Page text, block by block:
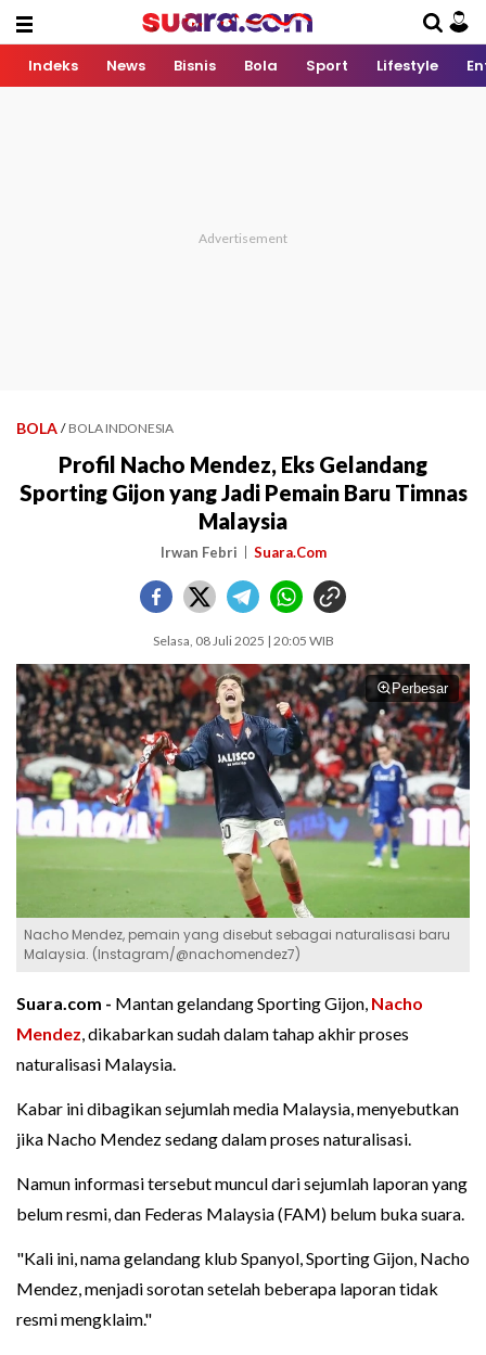
Indeks News Bisnis Bola Sport Lifestyle
BOLA / BOLA INDONESIA
Profil Nacho Mendez, Eks Gelandang
Sporting Gijon yang Jadi Pemain Baru Timnas
Malaysia
Irwan Febri Suara.Com
Selasa, 08 Juli 2025 | 20:05 WIB
Perbesar
Nacho Mendez, pemain yang disebut sebagai naturalisasi baru
Malaysia. (Instagram/@nachomendez7)
Suara.com - Mantan gelandang Sporting Gijon, Nacho
Mendez, dikabarkan sudah dalam tahap akhir proses
naturalisasi Malaysia.
Kabar ini dibagikan sejumlah media Malaysia, menyebutkan
jika Nacho Mendez sedang dalam proses naturalisasi.
Namun informasi tersebut muncul dari sejumlah laporan yang
belum resmi, dan Federas Malaysia (FAM) belum buka suara.
"Kali ini, nama gelandang klub Spanyol, Sporting Gijon, Nacho
Mendez, menjadi sorotan setelah beberapa laporan tidak
resmi mengklaim."